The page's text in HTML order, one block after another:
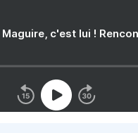
c'est lui !